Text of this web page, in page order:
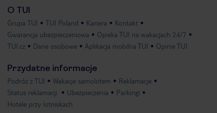
O TUI
Grupa TUI TUI Poland Kariera
Kontakt
Gwarancja ubezpieczeniowa
Opieka TUI na wakacjach 24/7
TUI.cz
Dane osobowe Aplikacja mobilna TUI Opinie TUI
Przydatne informacje
Podróż z TUI Wakacje samolotem
Reklamacje
Status reklamacji
Ubezpieczenia
Parkingi
Hotele przy lotniskach